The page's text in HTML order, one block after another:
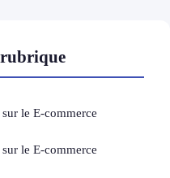
le E-commerce
le E-commerce